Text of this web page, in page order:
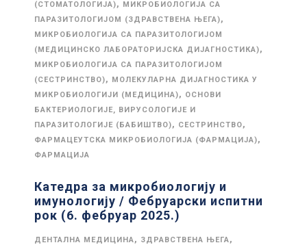
(СТОМАТОЛОГИЈА), МИКРОБИОЛОГИЈА СА
ПАРАЗИТОЛОГИЈОМ (ЗДРАВСТВЕНА ЊЕГА),
МИКРОБИОЛОГИЈА СА ПАРАЗИТОЛОГИЈОМ
(МЕДИЦИНСКО ЛАБОРАТОРИЈСКА ДИЈАГНОСТИКА),
МИКРОБИОЛОГИЈА СА ПАРАЗИТОЛОГИЈОМ
(СЕСТРИНСТВО), МОЛЕКУЛАРНА ДИЈАГНОСТИКА У
МИКРОБИОЛОГИЈИ (МЕДИЦИНА), ОСНОВИ
БАКТЕРИОЛОГИЈЕ, ВИРУСОЛОГИЈЕ И
ПАРАЗИТОЛОГИЈЕ (БАБИШТВО), СЕСТРИНСТВО,
ФАРМАЦЕУТСКА МИКРОБИОЛОГИЈА (ФАРМАЦИЈА),
ФАРМАЦИЈА
Катедра за микробиологију и
имунологију / Фебруарски испитни
рок (6. фебруар 2025.)
ДЕНТАЛНА МЕДИЦИНА, ЗДРАВСТВЕНА ЊЕГА,